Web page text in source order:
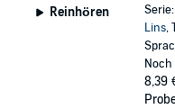
Reinhören
Serie:
Lins,
8,39